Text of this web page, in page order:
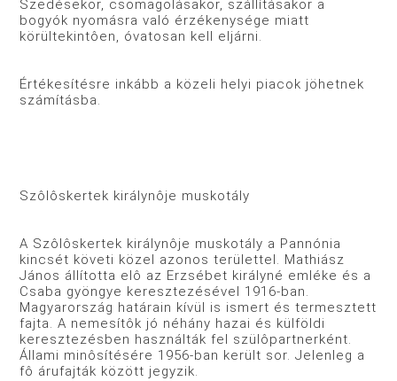
Szedésekor, csomagolásakor, szállításakor a
bogyók nyomásra való érzékenysége miatt
körültekintôen, óvatosan kell eljárni.
Értékesítésre inkább a közeli helyi piacok jöhetnek
számításba.
Szôlôskertek királynôje muskotály
A Szôlôskertek királynôje muskotály a Pannónia
kincsét követi közel azonos területtel. Mathiász
János állította elô az Erzsébet királyné emléke és a
Csaba gyöngye keresztezésével 1916-ban.
Magyarország határain kívül is ismert és termesztett
fajta. A nemesítôk jó néhány hazai és külföldi
keresztezésben használták fel szülôpartnerként.
Állami minôsítésére 1956-ban került sor. Jelenleg a
fô árufajták között jegyzik.